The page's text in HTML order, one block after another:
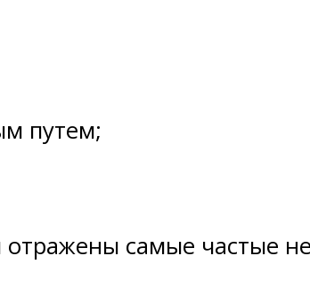
путем;
самые частые